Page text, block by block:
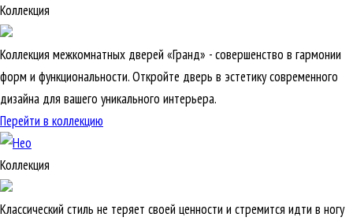
Коллекция
Коллекция межкомнатных дверей «Гранд» - совершенство в гармонии
форм и функциональности. Откройте дверь в эстетику современного
дизайна для вашего уникального интерьера.
Перейти в коллекцию
Коллекция
Классический стиль не теряет своей ценности и стремится идти в ногу